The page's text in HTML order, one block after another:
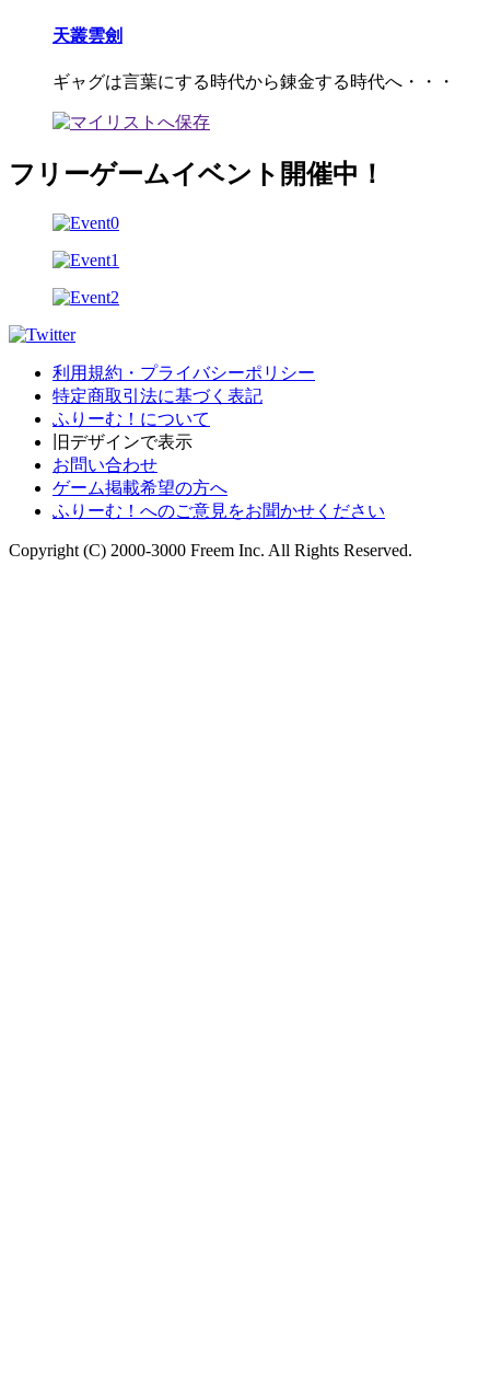
天叢雲劍
ギャグは言葉にする時代から錬金する時代へ・・・
フリーゲームイベント開催中！
利用規約・プライバシーポリシー
特定商取引法に基づく表記
ふりーむ！について
旧デザインで表示
お問い合わせ
ゲーム掲載希望の方へ
ふりーむ！へのご意見をお聞かせください
Copyright (C) 2000-3000 Freem Inc. All Rights Reserved.